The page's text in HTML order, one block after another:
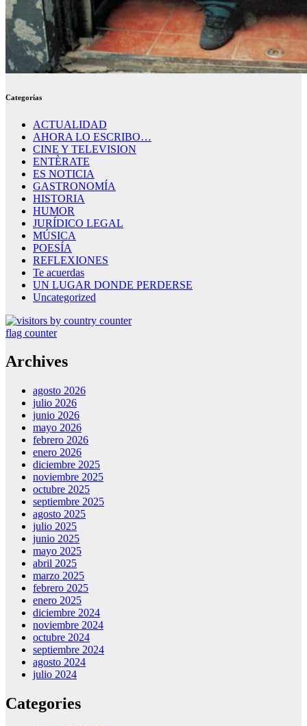
Categorías
ACTUALIDAD
AHORA LO ESCRIBO…
CINE Y TELEVISION
ENTÈRATE
ES NOTICIA
GASTRONOMÍA
HISTORIA
HUMOR
JURÍDICO LEGAL
MÚSICA
POESÍA
REFLEXIONES
Te acuerdas
UN LUGAR DONDE PERDERSE
Uncategorized
flag counter
Archives
agosto 2026
julio 2026
junio 2026
mayo 2026
febrero 2026
enero 2026
diciembre 2025
noviembre 2025
octubre 2025
septiembre 2025
agosto 2025
julio 2025
junio 2025
mayo 2025
abril 2025
marzo 2025
febrero 2025
enero 2025
diciembre 2024
noviembre 2024
octubre 2024
septiembre 2024
agosto 2024
julio 2024
Categories